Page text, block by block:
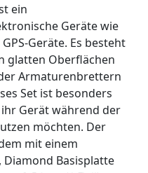
ein
Geräte wie
Geräte. Es besteht
glatten Oberflächen
Armaturenbrettern
Set ist besonders
Gerät während der
möchten. Der
mit einem
Basisplatte